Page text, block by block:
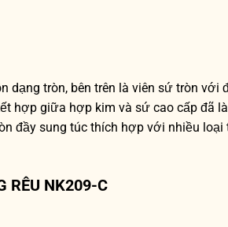
dạng tròn, bên trên là viên sứ tròn với
hợp giữa hợp kim và sứ cao cấp đã
đầy sung túc thích hợp với nhiều loại
RÊU NK209-C